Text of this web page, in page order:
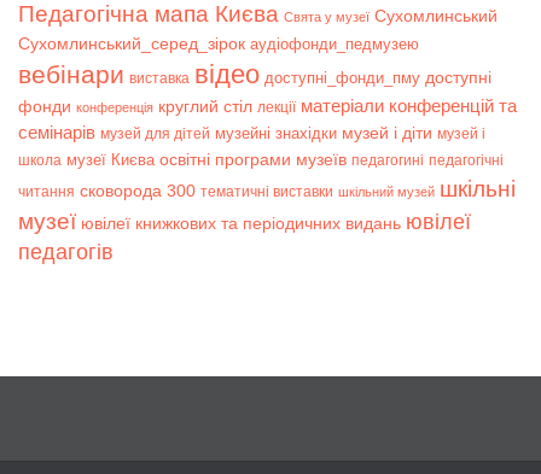
Педагогічна мапа Києва Свята у музеї Сухомлинський
Сухомлинський_серед_зірок аудіофонди_педмузею
вебінари виставка відео доступні_фонди_пму доступні
фонди конференція круглий стіл лекції матеріали конференцій та
семінарів музей для дітей музейні знахідки музей і діти музей і
школа музеї Києва освітні програми музеїв педагогині педагогічні
читання сковорода 300 тематичні виставки шкільний музей шкільні
музеї ювілеї книжкових та періодичних видань ювілеї
педагогів